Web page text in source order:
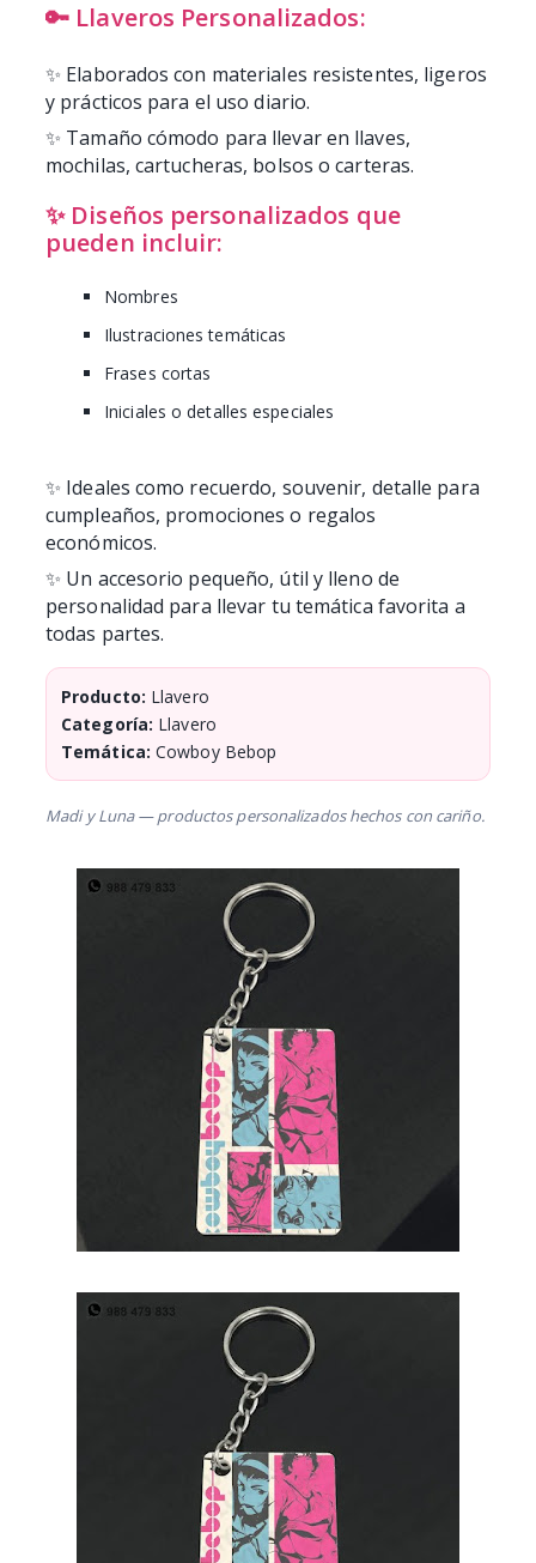
🔑 Llaveros Personalizados:
✨ Elaborados con materiales resistentes, ligeros
y prácticos para el uso diario.
✨ Tamaño cómodo para llevar en llaves,
mochilas, cartucheras, bolsos o carteras.
✨ Diseños personalizados que
pueden incluir:
Nombres
Ilustraciones temáticas
Frases cortas
Iniciales o detalles especiales
✨ Ideales como recuerdo, souvenir, detalle para
cumpleaños, promociones o regalos
económicos.
✨ Un accesorio pequeño, útil y lleno de
personalidad para llevar tu temática favorita a
todas partes.
Producto: Llavero
Categoría: Llavero
Temática: Cowboy Bebop
Madi y Luna — productos personalizados hechos con cariño.